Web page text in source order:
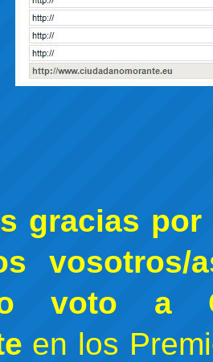
gracias
vosotros/
voto a
en los